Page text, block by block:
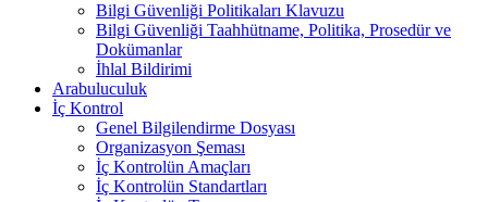
Bilgi Güvenliği Politikaları Klavuzu
Bilgi Güvenliği Taahhütname, Politika, Prosedür ve
Dokümanlar
İhlal Bildirimi
Arabuluculuk
İç Kontrol
Genel Bilgilendirme Dosyası
Organizasyon Şeması
İç Kontrolün Amaçları
İç Kontrolün Standartları